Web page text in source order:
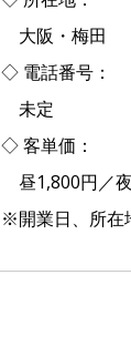
大阪・梅田
◇ 電話番号：
未定
◇ 客単価：
昼1,800円／
※開業日、所在